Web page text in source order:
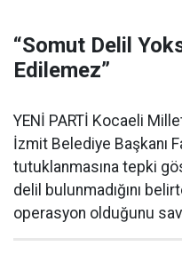
“Somut Delil
Edilemez”
YENİ PARTİ Kocaeli
İzmit Belediye Başkanı
tutuklanmasına tepki
delil bulunmadığını
operasyon olduğunu